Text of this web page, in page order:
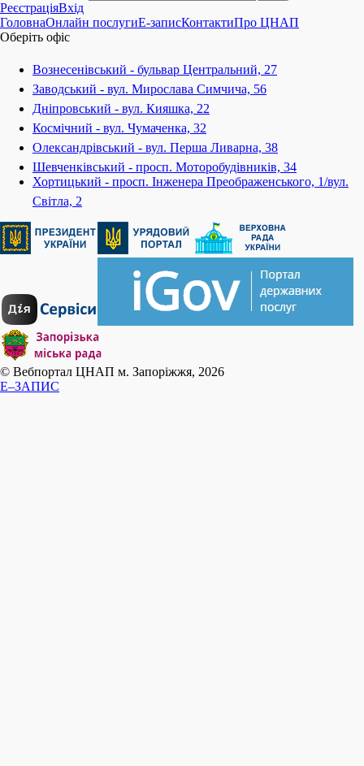
РеєстраціяВхід
ГоловнаОнлайн послугиE-записКонтактиПро ЦНАП
Оберіть офіс
Вознесенівський - бульвар Центральний, 27
Заводський - вул. Мирослава Симчича, 56
Дніпровський - вул. Кияшка, 22
Космічний - вул. Чумаченка, 32
Олександрівський - вул. Перша Ливарна, 38
Шевченківський - просп. Моторобудівників, 34
Хортицький - просп. Інженера Преображенського, 1/вул.
Світла, 2
© Вебпортал ЦНАП м. Запоріжжя, 2026
E–ЗАПИС